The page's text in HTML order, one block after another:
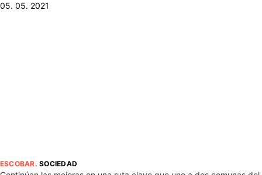
05. 05. 2021
ESCOBAR.SOCIEDAD